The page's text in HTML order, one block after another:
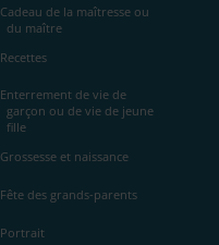
Cadeau de la maîtresse ou
du maître
Recettes
Enterrement de vie de
garçon ou de vie de jeune
fille
Grossesse et naissance
Fête des grands-parents
Portrait